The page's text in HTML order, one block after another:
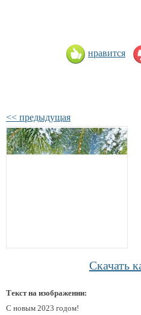
нравится
<< предыдущая
Скачать
Текст на изображении:
С новым 2023 годом!